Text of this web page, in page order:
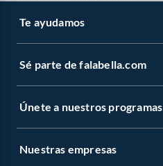
Te ayudamos
Sé parte de falabella.com
Únete a nuestros programas
Nuestras empresas